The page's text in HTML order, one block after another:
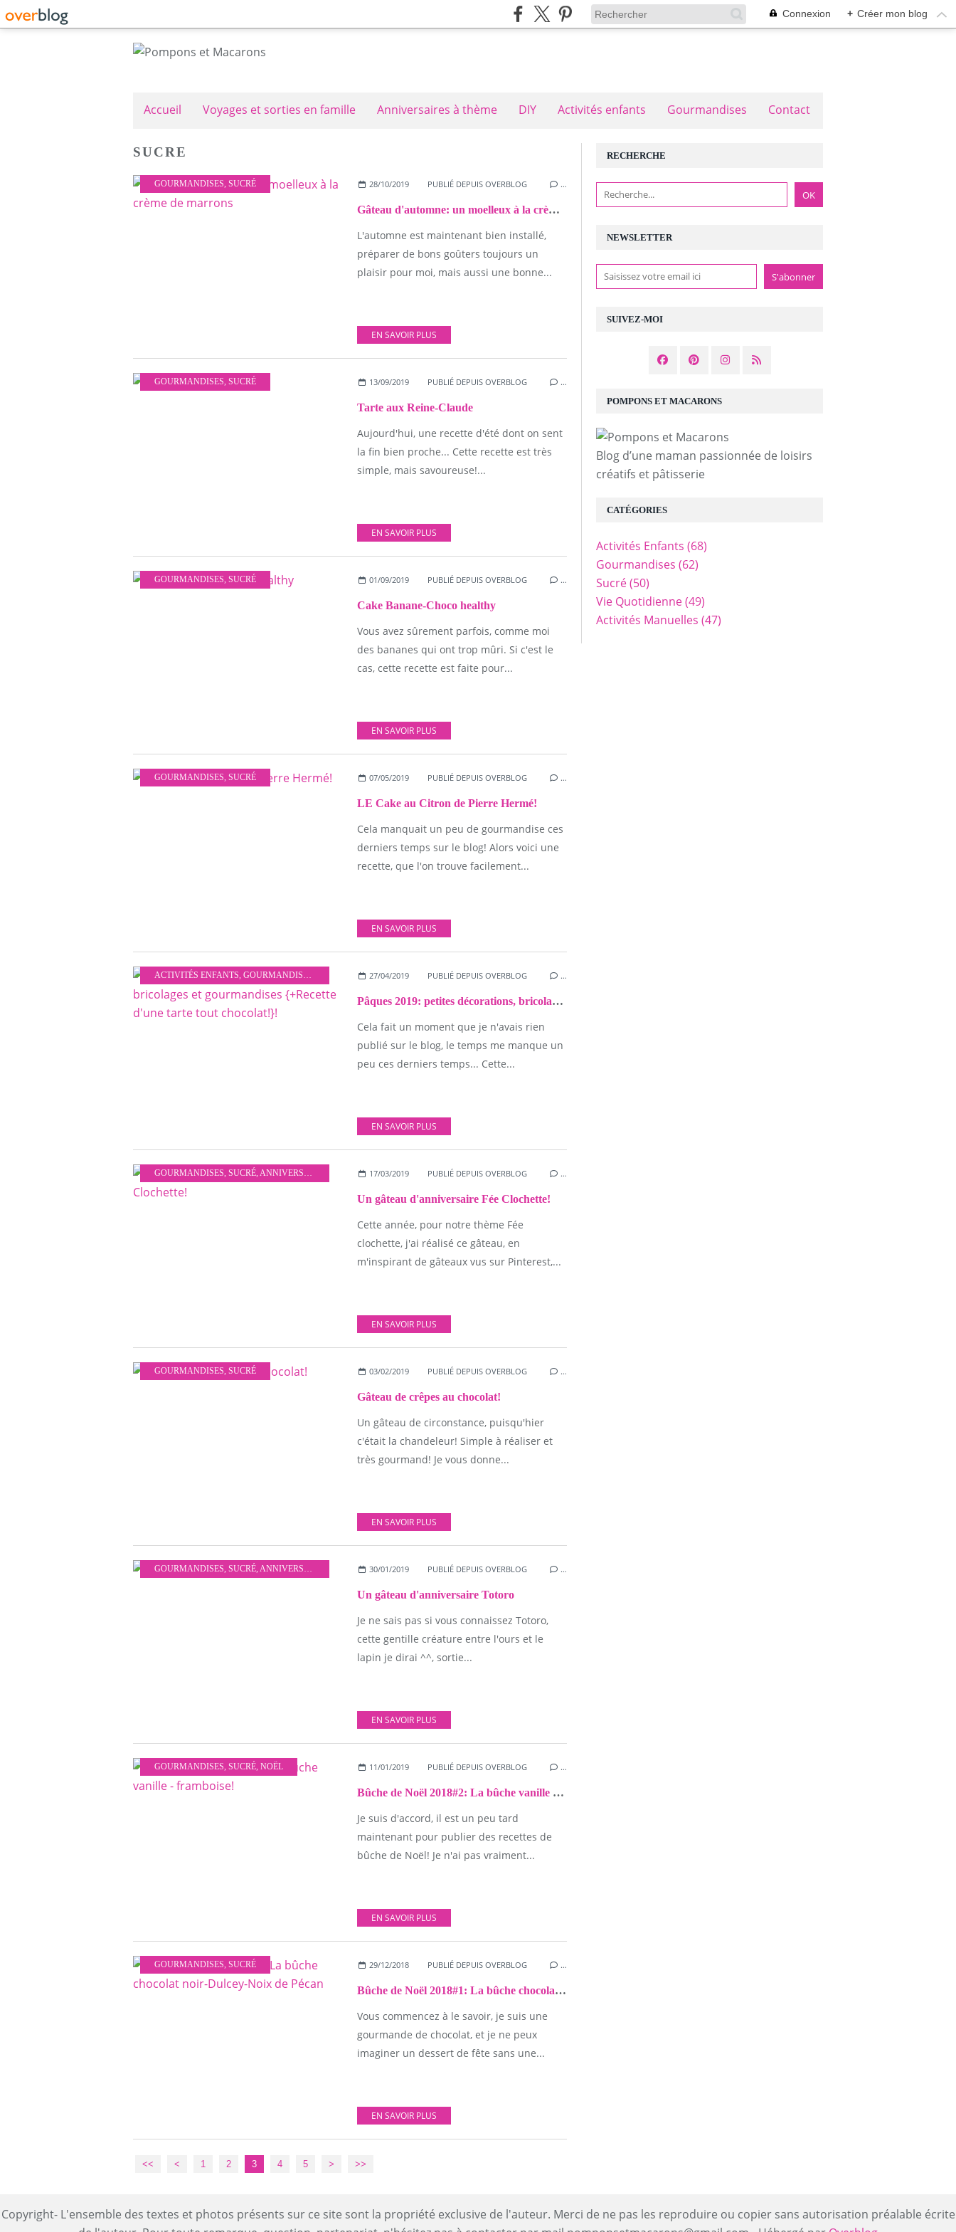
Connexion + Créer mon blog
Accueil Voyages et sorties en famille Anniversaires à thème DIY Activités enfants Gourmandises Contact
SUCRE
GOURMANDISES SUCRÉ 28/10/2019 PUBLIÉ DEPUIS OVERBLOG …
Gâteau d'automne: un moelleux à la crème de marrons
L'automne est maintenant bien installé,
préparer de bons goûters toujours un
plaisir pour moi, mais aussi une bonne...
EN SAVOIR PLUS
GOURMANDISES SUCRÉ 13/09/2019 PUBLIÉ DEPUIS OVERBLOG …
Tarte aux Reine-Claude
Aujourd'hui, une recette d'été dont on sent
la fin bien proche... Cette recette est très
simple, mais savoureuse!...
EN SAVOIR PLUS
GOURMANDISES SUCRÉ 01/09/2019 PUBLIÉ DEPUIS OVERBLOG …
Cake Banane-Choco healthy
Vous avez sûrement parfois, comme moi
des bananes qui ont trop mûri. Si c'est le
cas, cette recette est faite pour...
EN SAVOIR PLUS
GOURMANDISES SUCRÉ 07/05/2019 PUBLIÉ DEPUIS OVERBLOG …
LE Cake au Citron de Pierre Hermé!
Cela manquait un peu de gourmandise ces
derniers temps sur le blog! Alors voici une
recette, que l'on trouve facilement...
EN SAVOIR PLUS
ACTIVITÉS ENFANTS GOURMANDISES VIE QUOTIDIENNE,SUCRÉ ,DIVERS,ACTIVITÉS MANUELLES
27/04/2019 PUBLIÉ DEPUIS OVERBLOG …
Pâques 2019: petites décorations, bricolages et gourmandises {+Recette d'une tarte tout chocolat!}!
Cela fait un moment que je n'avais rien
publié sur le blog, le temps me manque un
peu ces derniers temps... Cette...
EN SAVOIR PLUS
GOURMANDISES SUCRÉ ANNIVERSAIRES À THÈME 17/03/2019 PUBLIÉ DEPUIS OVERBLOG …
Un gâteau d'anniversaire Fée Clochette!
Cette année, pour notre thème Fée
clochette, j'ai réalisé ce gâteau, en
m'inspirant de gâteaux vus sur Pinterest,...
EN SAVOIR PLUS
GOURMANDISES SUCRÉ 03/02/2019 PUBLIÉ DEPUIS OVERBLOG …
Gâteau de crêpes au chocolat!
Un gâteau de circonstance, puisqu'hier
c'était la chandeleur! Simple à réaliser et
très gourmand! Je vous donne...
EN SAVOIR PLUS
GOURMANDISES SUCRÉ ANNIVERSAIRES À THÈME 30/01/2019 PUBLIÉ DEPUIS OVERBLOG …
Un gâteau d'anniversaire Totoro
Je ne sais pas si vous connaissez Totoro,
cette gentille créature entre l'ours et le
lapin je dirai ^^, sortie...
EN SAVOIR PLUS
GOURMANDISES SUCRÉ NOËL 11/01/2019 PUBLIÉ DEPUIS OVERBLOG …
Bûche de Noël 2018#2: La bûche vanille - framboise!
Je suis d'accord, il est un peu tard
maintenant pour publier des recettes de
bûche de Noël! Je n'ai pas vraiment...
EN SAVOIR PLUS
GOURMANDISES SUCRÉ 29/12/2018 PUBLIÉ DEPUIS OVERBLOG …
Bûche de Noël 2018#1: La bûche chocolat noir-Dulcey-Noix de Pécan
Vous commencez à le savoir, je suis une
gourmande de chocolat, et je ne peux
imaginer un dessert de fête sans une...
EN SAVOIR PLUS
<< < 1 2 3 4 5 > >>
NEWSLETTER
SUIVEZ-MOI
RECHERCHE
POMPONS ET MACARONS
Blog d’une maman passionnée de loisirs
créatifs et pâtisserie
CATÉGORIES
Activités Enfants (68)
Gourmandises (62)
Sucré(50)
Vie Quotidienne(49)
Activités Manuelles (47)
Copyright- L'ensemble des textes et photos présents sur ce site sont la propriété exclusive de l'auteur. Merci de ne pas les reproduire ou copier sans autorisation préalable écrite